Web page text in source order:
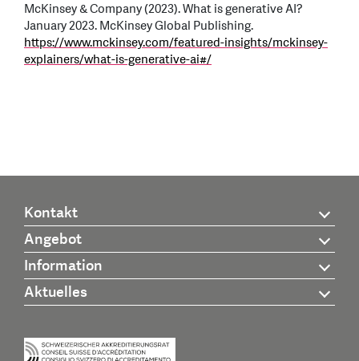
McKinsey & Company (2023). What is generative AI?
January 2023. McKinsey Global Publishing.
https://www.mckinsey.com/featured-insights/mckinsey-
explainers/what-is-generative-ai#/
Kontakt
Angebot
Information
Aktuelles